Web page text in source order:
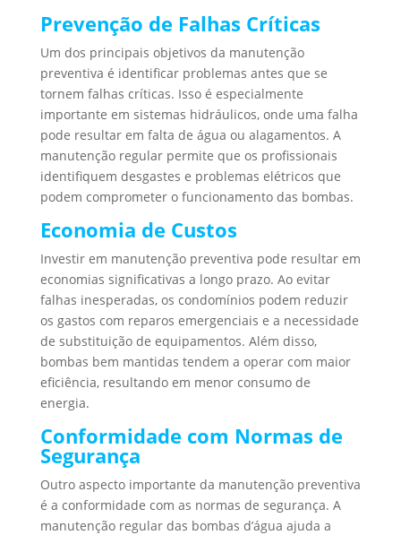
Prevenção de Falhas Críticas
Um dos principais objetivos da manutenção
preventiva é identificar problemas antes que se
tornem falhas críticas. Isso é especialmente
importante em sistemas hidráulicos, onde uma falha
pode resultar em falta de água ou alagamentos. A
manutenção regular permite que os profissionais
identifiquem desgastes e problemas elétricos que
podem comprometer o funcionamento das bombas.
Economia de Custos
Investir em manutenção preventiva pode resultar em
economias significativas a longo prazo. Ao evitar
falhas inesperadas, os condomínios podem reduzir
os gastos com reparos emergenciais e a necessidade
de substituição de equipamentos. Além disso,
bombas bem mantidas tendem a operar com maior
eficiência, resultando em menor consumo de
energia.
Conformidade com Normas de
Segurança
Outro aspecto importante da manutenção preventiva
é a conformidade com as normas de segurança. A
manutenção regular das bombas d’água ajuda a